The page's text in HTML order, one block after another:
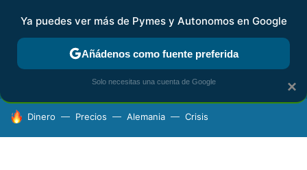
FISCALIDAD Y CONTABILIDAD KIT DIGITAL RENTA
HOY SE HABLA DE
Dinero Precios Alemania Crisis
×
Ya puedes ver más de Pymes y Autonomos en Google
Añádenos como fuente preferida
Solo necesitas una cuenta de Google